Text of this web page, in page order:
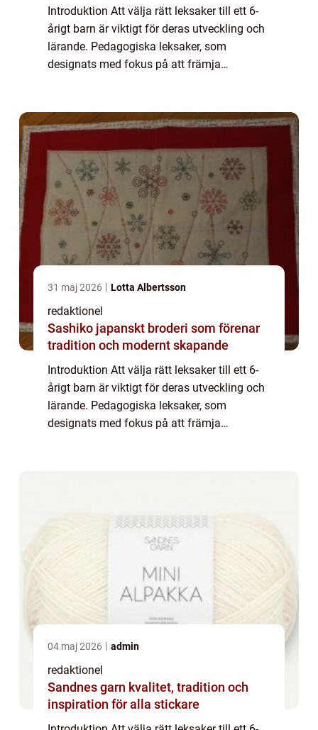
Introduktion Att välja rätt leksaker till ett 6-
årigt barn är viktigt för deras utveckling och
lärande. Pedagogiska leksaker, som
designats med fokus på att främja
31 maj 2026 Lotta Albertsson
redaktionel
Sashiko japanskt broderi som förenar
tradition och modernt skapande
Introduktion Att välja rätt leksaker till ett 6-
årigt barn är viktigt för deras utveckling och
lärande. Pedagogiska leksaker, som
designats med fokus på att främja
04 maj 2026 admin
redaktionel
Sandnes garn kvalitet, tradition och
inspiration för alla stickare